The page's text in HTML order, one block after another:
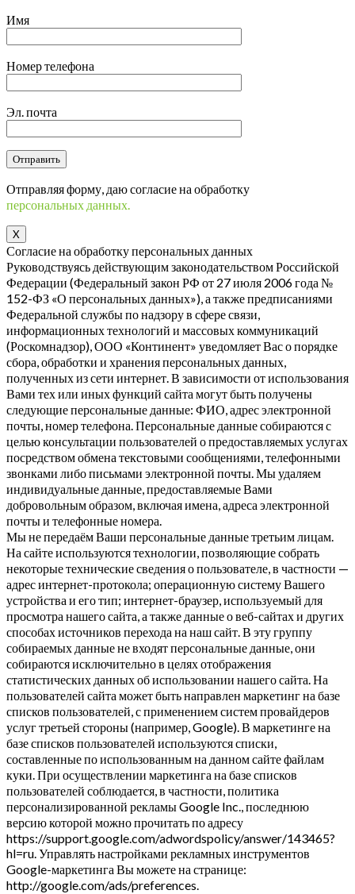
Имя
Номер телефона
Эл. почта
Отправляя форму, даю согласие на обработку
персональных данных.
X
Согласие на обработку персональных данных
Руководствуясь действующим законодательством Российской
Федерации (Федеральный закон РФ от 27 июля 2006 года №
152-ФЗ «О персональных данных»), а также предписаниями
Федеральной службы по надзору в сфере связи,
информационных технологий и массовых коммуникаций
(Роскомнадзор), ООО «Континент» уведомляет Вас о порядке
сбора, обработки и хранения персональных данных,
полученных из сети интернет. В зависимости от использования
Вами тех или иных функций сайта могут быть получены
следующие персональные данные: ФИО, адрес электронной
почты, номер телефона. Персональные данные собираются с
целью консультации пользователей о предоставляемых услугах
посредством обмена текстовыми сообщениями, телефонными
звонками либо письмами электронной почты. Мы удаляем
индивидуальные данные, предоставляемые Вами
добровольным образом, включая имена, адреса электронной
почты и телефонные номера.
Мы не передаём Ваши персональные данные третьим лицам.
На сайте используются технологии, позволяющие собрать
некоторые технические сведения о пользователе, в частности —
адрес интернет-протокола; операционную систему Вашего
устройства и его тип; интернет-браузер, используемый для
просмотра нашего сайта, а также данные о веб-сайтах и других
способах источников перехода на наш сайт. В эту группу
собираемых данные не входят персональные данные, они
собираются исключительно в целях отображения
статистических данных об использовании нашего сайта. На
пользователей сайта может быть направлен маркетинг на базе
списков пользователей, с применением систем провайдеров
услуг третьей стороны (например, Google). В маркетинге на
базе списков пользователей используются списки,
составленные по использованным на данном сайте файлам
куки. При осуществлении маркетинга на базе списков
пользователей соблюдается, в частности, политика
персонализированной рекламы Google Inc., последнюю
версию которой можно прочитать по адресу
https://support.google.com/adwordspolicy/answer/143465?
hl=ru. Управлять настройками рекламных инструментов
Google-маркетинга Вы можете на странице:
http://google.com/ads/preferences.